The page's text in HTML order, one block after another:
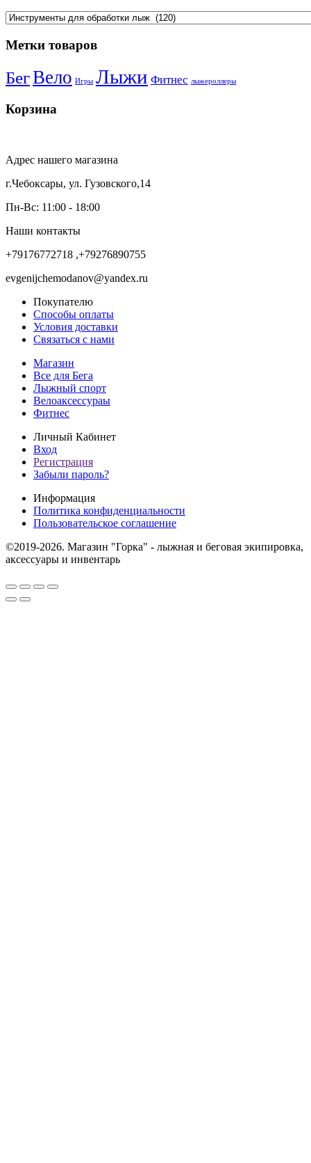
Метки товаров
БегВело Игры Лыжи Фитнес лыжероллеры
Корзина
Адрес нашего магазина
г.Чебоксары, ул. Гузовского,14
Пн-Вс: 11:00 - 18:00
Наши контакты
+79176772718 ,+79276890755
evgenijchemodanov@yandex.ru
Покупателю
Способы оплаты
Условия доставки
Связаться с нами
Магазин
Все для Бега
Лыжный спорт
Велоаксессураы
Фитнес
Личный Кабинет
Вход
Регистрация
Забыли пароль?
Информация
Политика конфиденциальности
Пользовательское соглашение
©2019-2026. Магазин "Горка" - лыжная и беговая экипировка,
аксессуары и инвентарь